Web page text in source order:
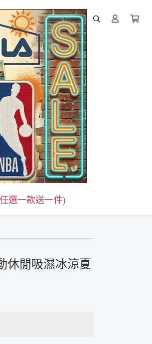
選一款送一件)
休閒吸濕冰涼夏